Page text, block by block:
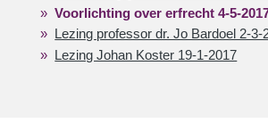
Voorlichting over erfrecht 4-5-
Lezing professor dr. Jo Bardoel 2-3-
Lezing Johan Koster 19-1-2017